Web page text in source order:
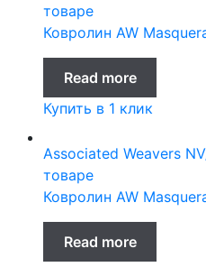
товаре
Ковролин AW
Read more
Купить в 1 клик
Associated Weavers
товаре
Ковролин AW
Read more